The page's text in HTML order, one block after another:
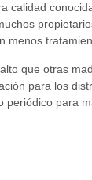
calidad
que otras
para los
para